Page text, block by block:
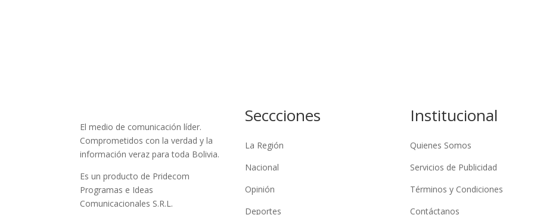
El medio de comunicación líder.
Comprometidos con la verdad y la
información veraz para toda Bolivia.
Es un producto de Pridecom
Programas e Ideas
Comunicacionales S.R.L.
Seccciones
La Región
Nacional
Opinión
Deportes
Institucional
Quienes Somos
Servicios de Publicidad
Términos y Condiciones
Contáctanos